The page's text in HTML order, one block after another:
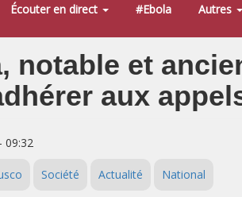
Écouter en direct #Ebola Autres
notable et
aux
09:32
Société Actualité National